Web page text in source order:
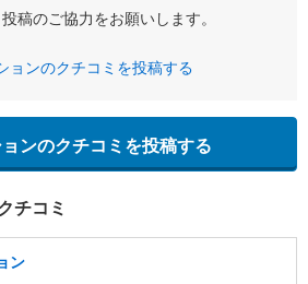
稿のご協力をお願いします。
ョンのクチコミを投稿する
ンのクチコミを投稿する
チコミ
ン